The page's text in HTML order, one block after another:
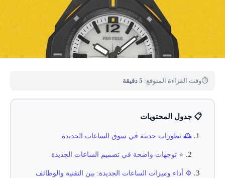
⏱وقت القراءة المتوقع: 5 دقيقة
📋 جدول المحتويات
🕰️ تطورات حديثة في سوق الساعات الجديدة
⭐ توجهات واضحة في تصميم الساعات الجديدة
⚙️ أداء وميزات الساعات الجديدة: بين التقنية والوظائف